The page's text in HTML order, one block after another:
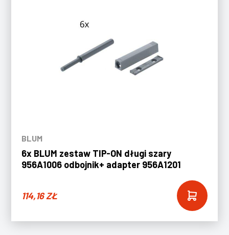
BLUM
6x BLUM zestaw TIP-ON długi szary
956A1006 odbojnik+ adapter 956A1201
114,16ZŁ